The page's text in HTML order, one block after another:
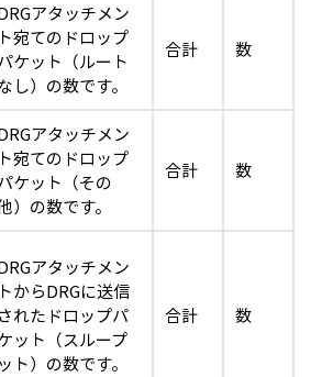
アタッチメン
ト宛てのドロップ
ケット（ルート
し）の数です。
合計 数
アタッチメン
ト宛てのドロップ
ケット（その
）の数です。
合計 数
アタッチメン
トからDRGに送信
されたドロップパ
ット（スループ
ット）の数です。
合計 数